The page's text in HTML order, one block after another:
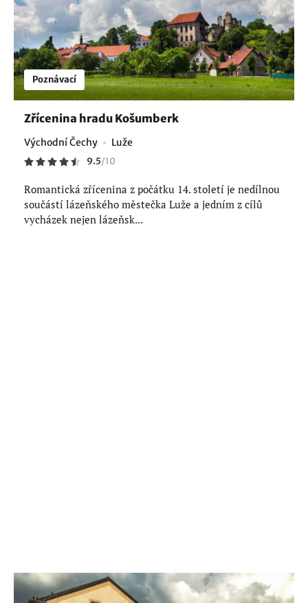
Poznávací
Zřícenina hradu Košumberk
Východní Čechy Luže
9.5/10
Romantická zřícenina z počátku 14. století je nedílnou
součástí lázeňského městečka Luže a jedním z cílů
vycházek nejen lázeňsk...